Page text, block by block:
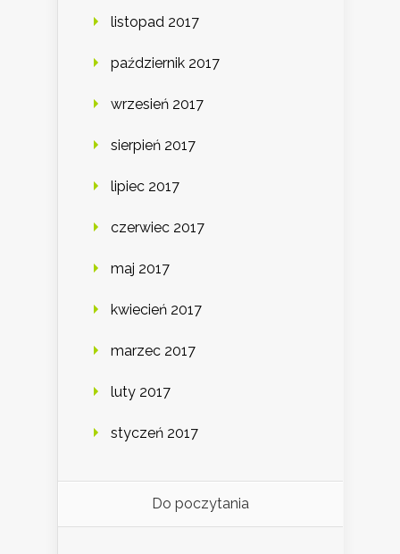
listopad 2017
październik 2017
wrzesień 2017
sierpień 2017
lipiec 2017
czerwiec 2017
maj 2017
kwiecień 2017
marzec 2017
luty 2017
styczeń 2017
Do poczytania